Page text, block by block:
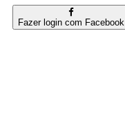
Fazer login com Facebook